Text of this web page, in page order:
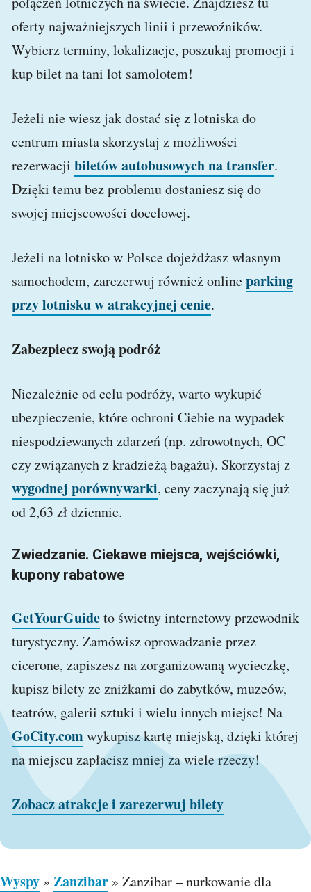
oferty najważniejszych linii i przewoźników.
Wybierz terminy, lokalizacje, poszukaj promocji i
kup bilet na tani lot samolotem!
Jeżeli nie wiesz jak dostać się z lotniska do
centrum miasta skorzystaj z możliwości
rezerwacji biletów autobusowych na transfer.
Dzięki temu bez problemu dostaniesz się do
swojej miejscowości docelowej.
Jeżeli na lotnisko w Polsce dojeżdżasz własnym
samochodem, zarezerwuj również onlineparking
przy lotnisku w atrakcyjnej cenie.
Zabezpiecz swoją podróż
Niezależnie od celu podróży, warto wykupić
ubezpieczenie, które ochroni Ciebie na wypadek
niespodziewanych zdarzeń (np. zdrowotnych, OC
czy związanych z kradzieżą bagażu). Skorzystaj z
wygodnej porównywarki, ceny zaczynają się już
od 2,63 zł dziennie.
Zwiedzanie. Ciekawe miejsca, wejściówki,
kupony rabatowe
GetYourGuideto świetny internetowy przewodnik
turystyczny. Zamówisz oprowadzanie przez
cicerone, zapiszesz na zorganizowaną wycieczkę,
kupisz bilety ze zniżkami do zabytków, muzeów,
teatrów, galerii sztuki i wielu innych miejsc! Na
GoCity.comwykupisz kartę miejską, dzięki której
na miejscu zapłacisz mniej za wiele rzeczy!
Zobacz atrakcje i zarezerwuj bilety
Wyspy » Zanzibar » Zanzibar – nurkowanie dla